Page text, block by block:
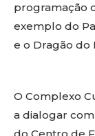
programação
exemplo do
e o Dragão do
O Complexo
a dialogar com